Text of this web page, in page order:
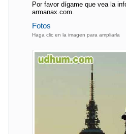
Por favor dígame que vea la
armanax.com.
Fotos
Haga clic en la imagen para ampliarla